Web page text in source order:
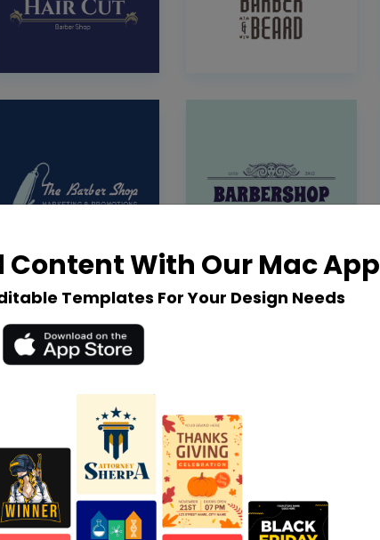
With Our Mac App
Templates For Your Design Needs